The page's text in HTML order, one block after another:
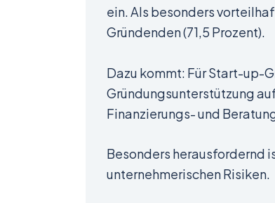
ein. Als besonders
Gründenden (71,5 Prozent).
Dazu kommt: Für Start-up-
Gründungsunterstützung
Finanzierungs- und
Besonders herausfordernd
unternehmerischen Risiken.